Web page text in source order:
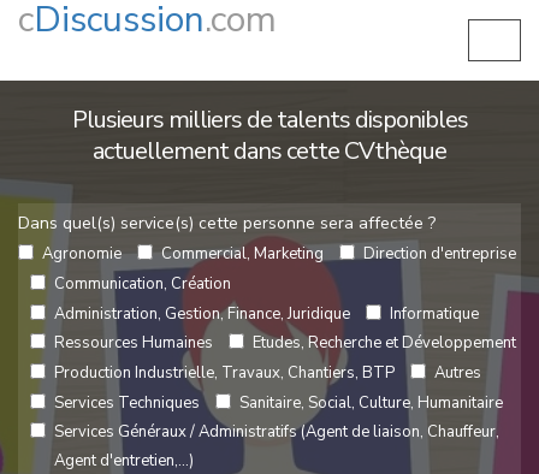
cDiscussion.com
Plusieurs milliers de talents disponibles
actuellement dans cette CVthèque
Dans quel(s) service(s) cette personne sera affectée ?
Agronomie Commercial, Marketing
Direction d'entreprise
Communication, Création
Administration, Gestion, Finance, Juridique
Informatique
Ressources Humaines
Etudes, Recherche et Développement
Production Industrielle, Travaux, Chantiers, BTP
Autres
Services Techniques
Sanitaire, Social, Culture, Humanitaire
Services Généraux / Administratifs (Agent de liaison, Chauffeur,
Agent d'entretien,...)